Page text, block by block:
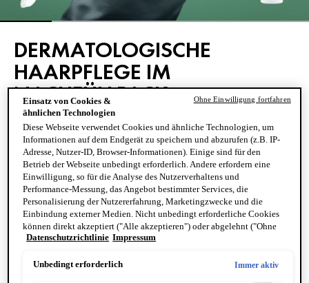
DERMATOLOGISCHE
HAARPFLEGE IM
NACHFÜLLPACK
Jetzt Geld und Plastik sparen
JETZT KAUFEN
Einsatz von Cookies &
ähnlichen Technologien
Diese Webseite verwendet Cookies und ähnliche Technologien, um
Informationen auf dem Endgerät zu speichern und abzurufen (z.B. IP-
Adresse, Nutzer-ID, Browser-Informationen). Einige sind für den
Betrieb der Webseite unbedingt erforderlich. Andere erfordern eine
Einwilligung, so für die Analyse des Nutzerverhaltens und
Performance-Messung, das Angebot bestimmter Services, die
Personalisierung der Nutzererfahrung, Marketingzwecke und die
Einbindung externer Medien. Nicht unbedingt erforderliche Cookies
können direkt akzeptiert ("Alle akzeptieren") oder abgelehnt ("Ohne
Einwilligung fortfahren") werden. Individuelle Anpassungen der
speichern"). Die Auswahl kann jederzeit unter dem Link "Cookie-
Datenschutzrichtlinie Impressum
Unbedingt erforderlich Immer aktiv
Ohne Einwilligung fortfahren